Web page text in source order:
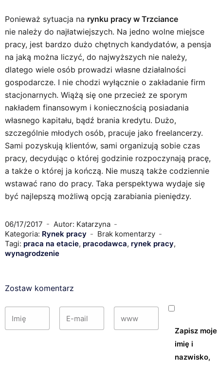
Ponieważ sytuacja na rynku pracy w Trzciance
nie należy do najłatwiejszych. Na jedno wolne miejsce
pracy, jest bardzo dużo chętnych kandydatów, a pensja
na jaką można liczyć, do najwyższych nie należy,
dlatego wiele osób prowadzi własne działalności
gospodarcze. I nie chodzi wyłącznie o zakładanie firm
stacjonarnych. Wiążą się one przecież ze sporym
nakładem finansowym i koniecznością posiadania
własnego kapitału, bądź brania kredytu. Dużo,
szczególnie młodych osób, pracuje jako freelancerzy.
Sami pozyskują klientów, sami organizują sobie czas
pracy, decydując o której godzinie rozpoczynają pracę,
a także o której ja kończą. Nie muszą także codziennie
wstawać rano do pracy. Taka perspektywa wydaje się
być najlepszą możliwą opcją zarabiania pieniędzy.
06/17/2017
Autor: Katarzyna
Kategoria: Rynek pracy
Brak komentarzy
Tagi: praca na etacie, pracodawca, rynek pracy,
wynagrodzenie
Zostaw komentarz
Zapisz moje
imię i
nazwisko,